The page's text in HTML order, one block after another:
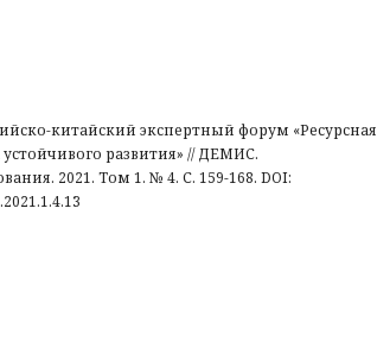
китайский экспертный форум «Ресурсная
развития» // ДЕМИС.
2021. Том 1. № 4. С. 159-168. DOI: